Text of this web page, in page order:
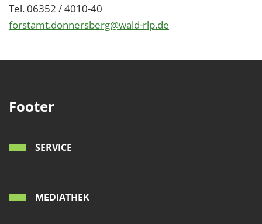
Tel. 06352 / 4010-40
forstamt.donnersberg@wald-rlp.de
Footer
SERVICE
MEDIATHEK